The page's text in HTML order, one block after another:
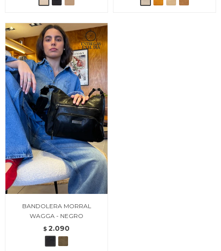
BANDOLERA MORRAL
WAGGA - NEGRO
$ 2.090